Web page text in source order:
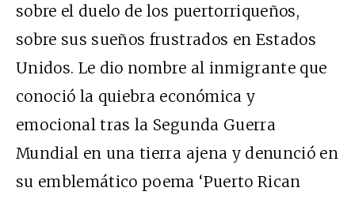
sobre el duelo de los puertorriqueños,
sobre sus sueños frustrados en Estados
Unidos. Le dio nombre al inmigrante que
conoció la quiebra económica y
emocional tras la Segunda Guerra
Mundial en una tierra ajena y denunció en
su emblemático poema ‘Puerto Rican